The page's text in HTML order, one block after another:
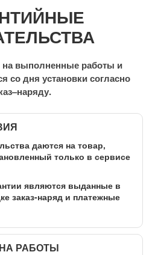
на выполненные работы и
со дня установки согласно
даются на товар,
только в сервисе
являются выданные в
заказ-наряд и платежные
РАБОТЫ